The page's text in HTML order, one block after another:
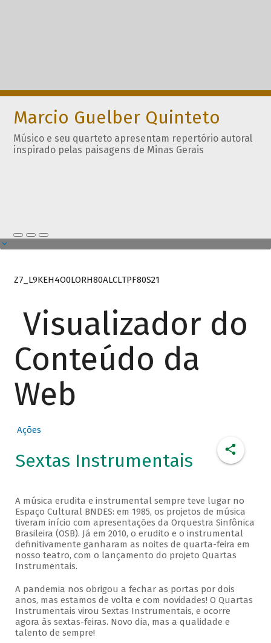
Marcio Guelber Quinteto
Músico e seu quarteto apresentam repertório autoral
inspirado pelas paisagens de Minas Gerais
Z7_L9KEH4O0LORH80ALCLTPF80S21
Visualizador do
Conteúdo da
Web
Ações
Sextas Instrumentais
A música erudita e instrumental sempre teve lugar no
Espaço Cultural BNDES: em 1985, os projetos de música
tiveram início com apresentações da Orquestra Sinfônica
Brasileira (OSB). Já em 2010, o erudito e o instrumental
definitivamente ganharam as noites de quarta-feira em
nosso teatro, com o lançamento do projeto Quartas
Instrumentais.
A pandemia nos obrigou a fechar as portas por dois
anos, mas estamos de volta e com novidades! O Quartas
Instrumentais virou Sextas Instrumentais, e ocorre
agora às sextas-feiras. Novo dia, mas a qualidade e
talento de sempre!